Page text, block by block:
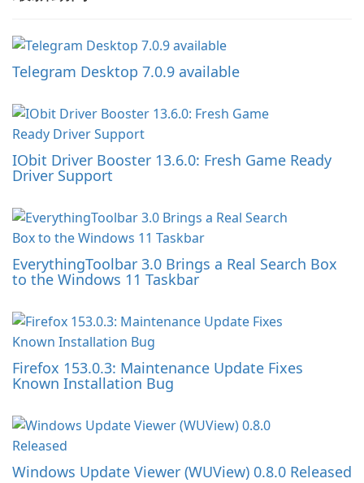
Telegram Desktop 7.0.9 available
IObit Driver Booster 13.6.0: Fresh Game Ready
Driver Support
EverythingToolbar 3.0 Brings a Real Search Box
to the Windows 11 Taskbar
Firefox 153.0.3: Maintenance Update Fixes
Known Installation Bug
Windows Update Viewer (WUView) 0.8.0 Released